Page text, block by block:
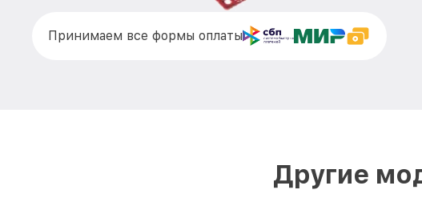
Принимаем все формы оплаты
Другие